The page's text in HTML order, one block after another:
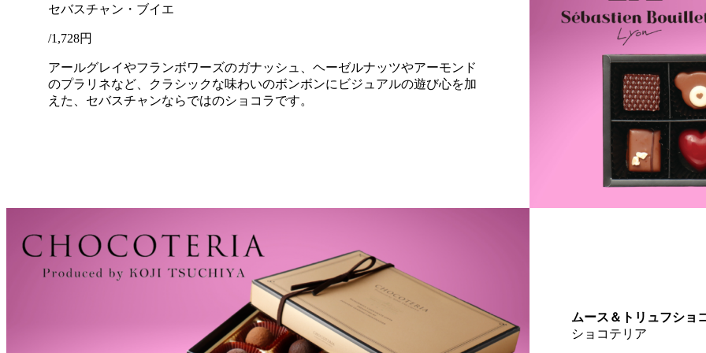
セバスチャン・ブイエ
/1,728円
アールグレイやフランボワーズのガナッシュ、ヘーゼルナッツやアーモンド
のプラリネなど、クラシックな味わいのボンボンにビジュアルの遊び心を加
えた、セバスチャンならではのショコラです。
ムース＆トリュフショ
ショコテリア